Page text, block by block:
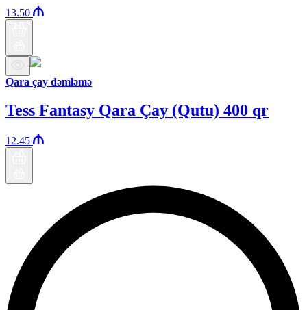
13.50
Qara çay dəmləmə
Tess Fantasy Qara Çay (Qutu) 400 qr
12.45